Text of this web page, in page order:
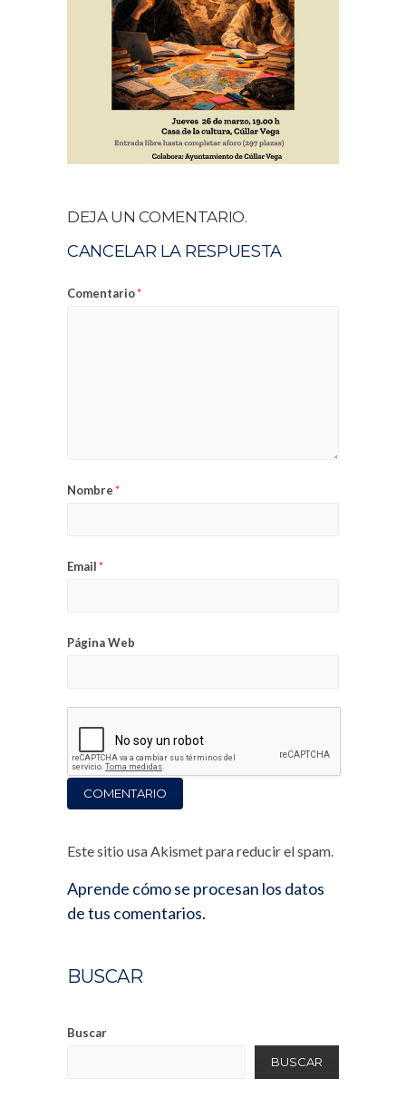
DEJA UN COMENTARIO.
CANCELAR LA RESPUESTA
Comentario*
Nombre*
Email*
Página Web
Este sitio usa Akismet para reducir el spam.
Aprende cómo se procesan los datos
de tus comentarios.
BUSCAR
Buscar
BUSCAR